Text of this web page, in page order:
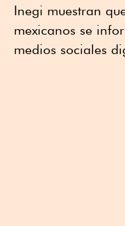
Inegi muestran
mexicanos se
medios sociales